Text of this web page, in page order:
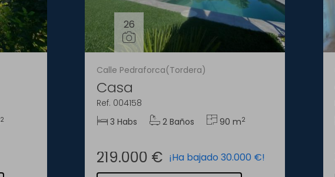
2
26
Calle Pedraforca(Tordera)
Casa
Ref. 004158
3 Habs
2 Baños 90 m2
219.000 € ¡Ha bajado 30.000 €!